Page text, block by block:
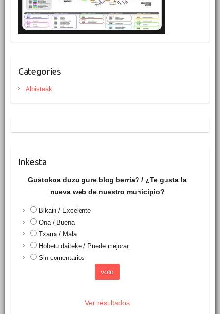
Categories
Albisteak
Inkesta
Gustokoa duzu gure blog berria? / ¿Te gusta la
nueva web de nuestro municipio?
Bikain / Excelente
Ona / Buena
Txarra / Mala
Hobetu daiteke / Puede mejorar
Sin comentarios
Ver resultados